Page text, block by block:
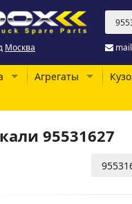
Москва
Агрегаты
95531627